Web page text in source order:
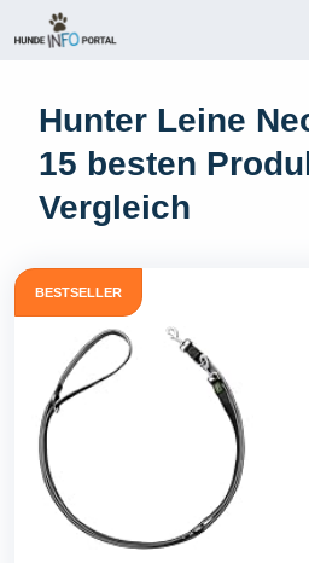
Inhalt
Hunter Leine
15 besten
Vergleich
BESTSELLER